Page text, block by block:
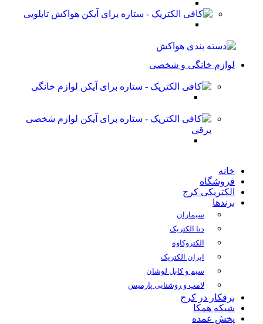
هواکش تابلویی
لوازم خانگی و شخصی
لوازم خانگی
لوازم شخصی
برقی
خانه
فروشگاه
الکتریکی کرج
برندها
سیماران
دنا الکتریک
الکتروکاوه
ایران الکتریک
سیم و کابل لوشان
لامپ و روشنایی پارمیس
برقکار در کرج
شبکه همکا
پخش عمده